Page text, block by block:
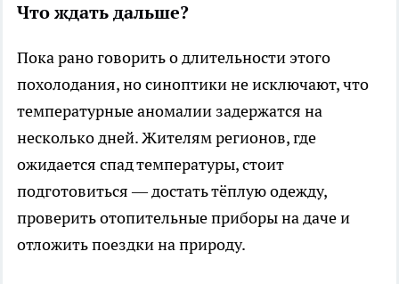
Что ждать дальше?
Пока рано говорить о длительности этого
похолодания, но синоптики не исключают, что
температурные аномалии задержатся на
несколько дней. Жителям регионов, где
ожидается спад температуры, стоит
подготовиться — достать тёплую одежду,
проверить отопительные приборы на даче и
отложить поездки на природу.